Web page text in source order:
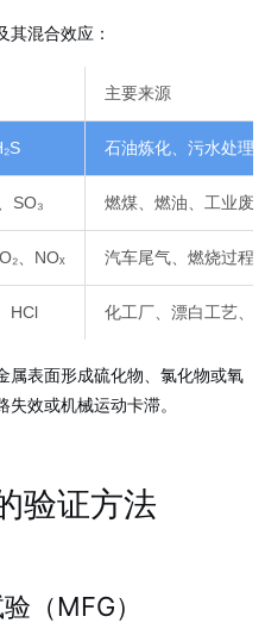
其混合效应：
主要来源
石油炼化、污水处理
SO₃ 燃煤、燃油、工业废
、NOₓ 汽车尾气、燃烧过程
HCl 化工厂、漂白工艺、
属表面形成硫化物、氯化物或氧
效或机械运动卡滞。
验证方法
（MFG）